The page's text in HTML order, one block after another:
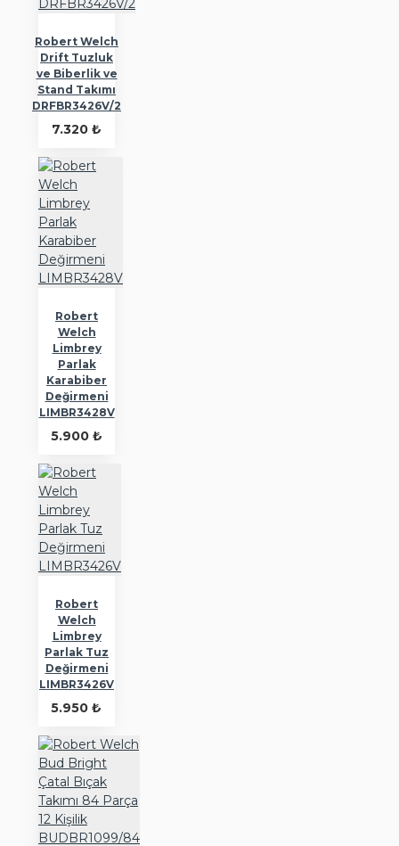
Robert Welch
Drift Tuzluk
ve Biberlik ve
Stand Takımı
DRFBR3426V/2
7.320 ₺
Robert
Welch
Limbrey
Parlak
Karabiber
Değirmeni
LIMBR3428V
5.900 ₺
Robert
Welch
Limbrey
Parlak Tuz
Değirmeni
LIMBR3426V
5.950 ₺